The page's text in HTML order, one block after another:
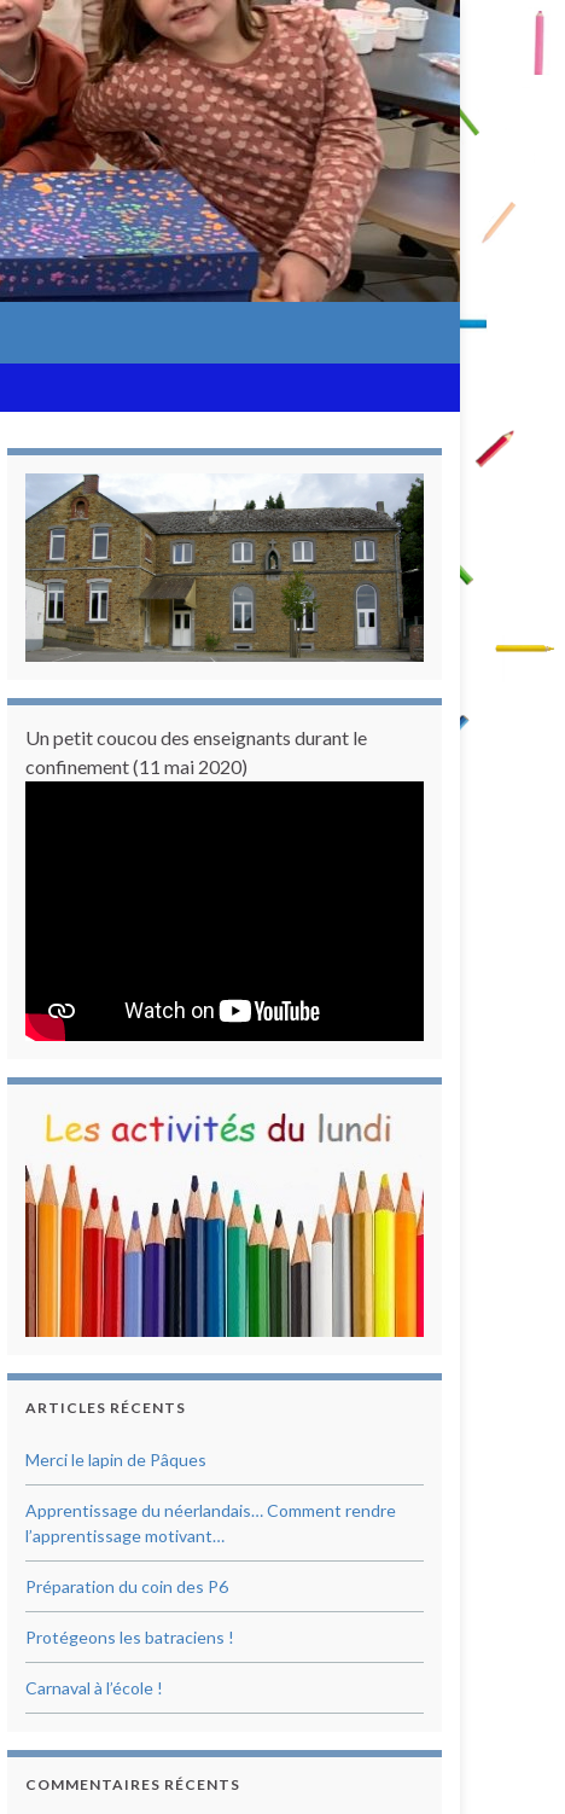
Un petit coucou des enseignants durant le
confinement (11 mai 2020)
ARTICLES RÉCENTS
Merci le lapin de Pâques
Apprentissage du néerlandais… Comment rendre
l’apprentissage motivant…
Préparation du coin des P6
Protégeons les batraciens !
Carnaval à l’école !
COMMENTAIRES RÉCENTS